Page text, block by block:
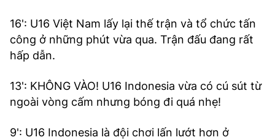
16': U16 Việt Nam lấy lại thế trận và tổ chức tấn
công ở những phút vừa qua. Trận đấu đang rất
hấp dẫn.
13': KHÔNG VÀO! U16 Indonesia vừa có cú sút từ
ngoài vòng cấm nhưng bóng đi quá nhẹ!
9': U16 Indonesia là đội chơi lấn lướt hơn ở